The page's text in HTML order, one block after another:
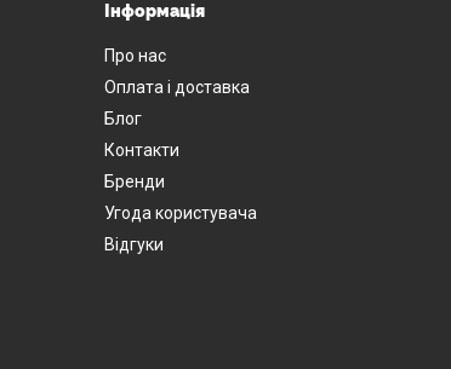
Інформація
Про нас
Оплата і доставка
Блог
Контакти
Бренди
Угода користувача
Відгуки